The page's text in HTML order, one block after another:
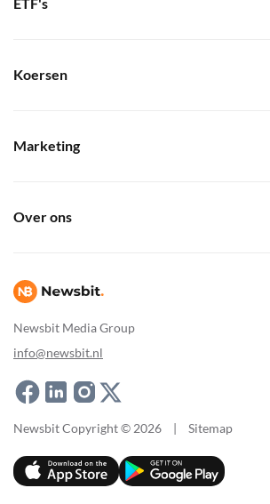
Newsbit Media Group
info@newsbit.nl
ETF's
Koersen
Marketing
Over ons
Newsbit Copyright © 2026 | Sitemap